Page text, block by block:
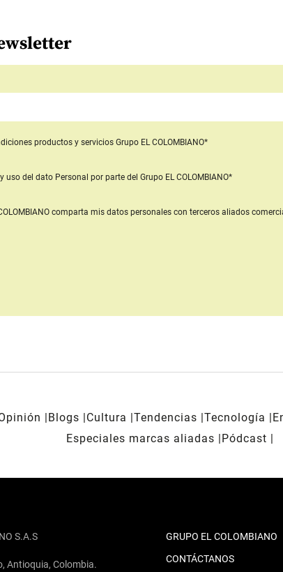
productos y servicios Grupo EL COLOMBIANO*
uso del dato Personal por parte del Grupo EL COLOMBIANO*
comparta mis datos personales con terceros aliados
Blogs Cultura Tendencias Tecnología
Especiales marcas aliadas
Pódcast
S.A.S
Antioquia, Colombia.
GRUPO EL COLOMBIANO
CONTÁCTANOS